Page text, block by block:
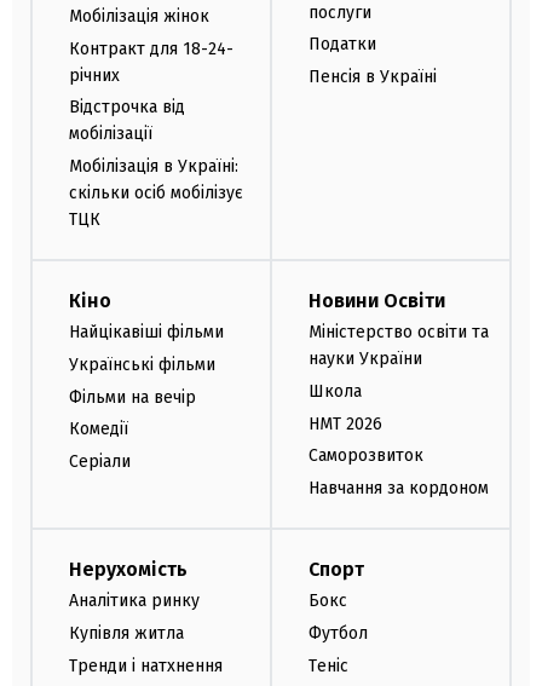
Мобілізація жінок
Контракт для 18-24-
річних
Відстрочка від
мобілізації
Мобілізація в Україні:
скільки осіб мобілізує
ТЦК
послуги
Податки
Пенсія в Україні
Кіно
Найцікавіші фільми
Українські фільми
Фільми на вечір
Комедії
Серіали
Новини Освіти
Міністерство освіти та
науки України
Школа
НМТ 2026
Саморозвиток
Навчання за кордоном
Нерухомість
Аналітика ринку
Купівля житла
Тренди і натхнення
Спорт
Бокс
Футбол
Теніс